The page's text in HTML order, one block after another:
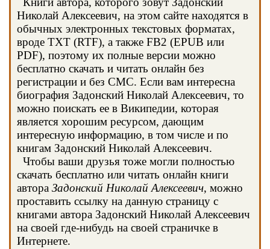
Николай Алексеевич, на этом сайте находятся в
обычных электронных текстовых форматах,
вроде TXT (RTF), а также FB2 (EPUB или
PDF), поэтому их полные версии можно
бесплатно скачать и читать онлайн без
регистрации и без СМС. Если вам интересна
биография Задонский Николай Алексеевич, то
можно поискать ее в Википедии, которая
является хорошим ресурсом, дающим
интересную информацию, в том числе и по
книгам Задонский Николай Алексеевич.
Чтобы ваши друзья тоже могли полностью
скачать бесплатно или читать онлайн книги
автора Задонский Николай Алексеевич, можно
проставить ссылку на данную страницу с
книгами автора Задонский Николай Алексеевич
на своей где-нибудь на своей страничке в
Интернете.